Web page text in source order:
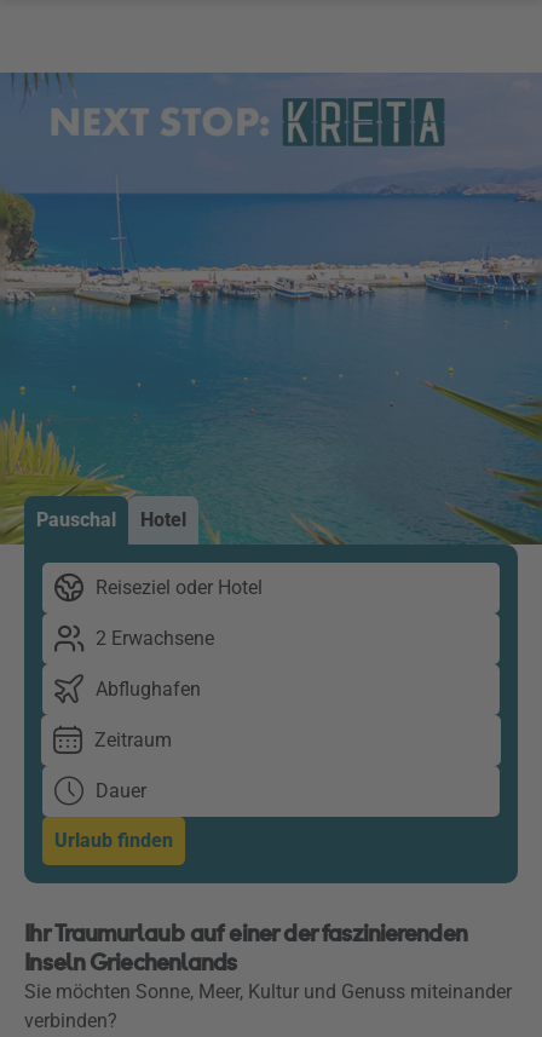
Pauschal Hotel
Reiseziel oder Hotel
2 Erwachsene
Abflughafen
Zeitraum
Dauer
Urlaub finden
Ihr Traumurlaub auf einer der faszinierenden
Inseln Griechenlands
Sie möchten Sonne, Meer, Kultur und Genuss miteinander
verbinden?